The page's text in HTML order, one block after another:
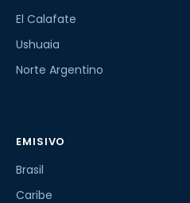
El Calafate
Ushuaia
Norte Argentino
EMISIVO
Brasil
Caribe